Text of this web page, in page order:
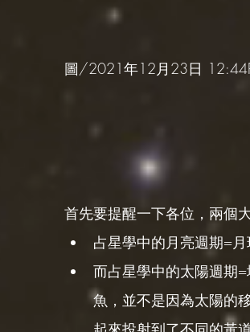
圖/2021年12月23日
首先要提醒一下各位，兩個
占星學中的月亮週期=月
而占星學中的太陽週期
魚，並不是因為太陽的